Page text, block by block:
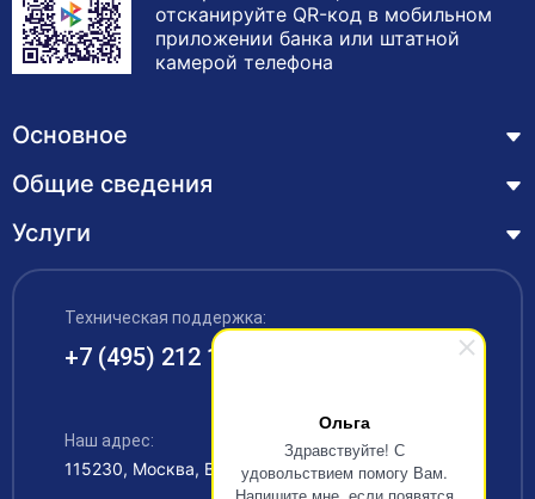
Ольга
Здравствуйте! С
удовольствием помогу Вам.
отсканируйте QR-код в мобильном
приложении банка или штатной
камерой телефона
Основное
Курсы
Лицензия
Обучающимся
Акции
Контакты
Общие сведения
Основные сведения
Структура и органы управления образовательной
организацией
Документы
Руководство и педагогический состав
Материально-техническое обеспечение
Услуги
Профессиональная переподготовка
Курсы повышения квалификации – дистанционное
обучение с выдачей удостоверения
Рабочие специальности
Аккредитация
Техническая поддержка:
+7 (495) 212 12 34
Наш адрес:
115230, Москва, Варшавское шоссе 42